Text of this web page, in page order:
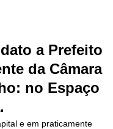
a Prefeito
da Câmara
no Espaço
e em praticamente